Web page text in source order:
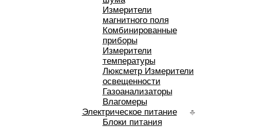
Измерители
магнитного поля
Комбинированные
приборы
Измерители
температуры
Люксметр Измерители
освещенности
Газоанализаторы
Влагомеры
Электрическое питание
Блоки питания